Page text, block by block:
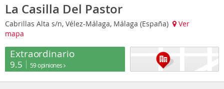
La Casilla Del Pastor
Cabrillas Alta s/n, Vélez-Málaga, Málaga (España)
Ver
mapa
Extraordinario
9.5 59 opiniones